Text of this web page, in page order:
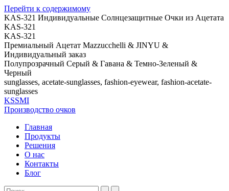
Перейти к содержимому
KAS-321 Индивидуальные Солнцезащитные Очки из Ацетата
KAS-321
KAS-321
Премиальный Ацетат Mazzucchelli & JINYU &
Индивидуальный заказ
Полупрозрачный Серый & Гавана & Темно-Зеленый &
Черный
sunglasses, acetate-sunglasses, fashion-eyewear, fashion-acetate-
sunglasses
KSSMI
Производство очков
Главная
Продукты
Решения
О нас
Контакты
Блог